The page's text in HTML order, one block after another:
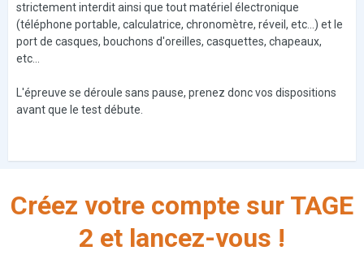
strictement interdit ainsi que tout matériel électronique
(téléphone portable, calculatrice, chronomètre, réveil, etc...) et le
port de casques, bouchons d'oreilles, casquettes, chapeaux,
etc...
L'épreuve se déroule sans pause, prenez donc vos dispositions
avant que le test débute.
Créez votre compte sur TAGE
2 et lancez-vous !